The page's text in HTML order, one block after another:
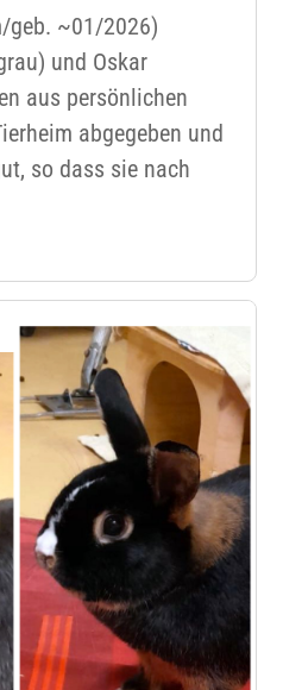
geb. ~01/2026)
und Oskar
aus persönlichen
abgegeben und
so dass sie nach